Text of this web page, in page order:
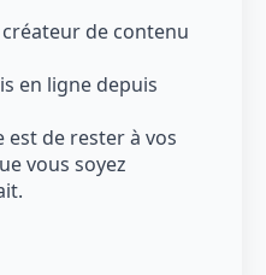
de contenu
en ligne depuis
est de rester à vos
vous soyez